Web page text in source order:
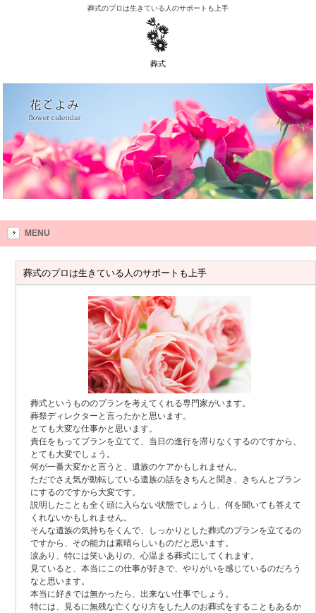
葬式のプロは生きている人のサポートも上手
葬式
MENU
葬式のプロは生きている人のサポートも上手
葬式というもののプランを考えてくれる専門家がいます。
葬祭ディレクターと言ったかと思います。
とても大変な仕事かと思います。
責任をもってプランを立てて、当日の進行を滞りなくするのですから、
とても大変でしょう。
何が一番大変かと言うと、遺族のケアかもしれません。
ただでさえ気が動転している遺族の話をきちんと聞き、きちんとプラン
にするのですから大変です。
説明したことも全く頭に入らない状態でしょうし、何を聞いても答えて
くれないかもしれません。
そんな遺族の気持ちをくんで、しっかりとした葬式のプランを立てるの
ですから、その能力は素晴らしいものだと思います。
涙あり、特には笑いありの、心温まる葬式にしてくれます。
見ていると、本当にこの仕事が好きで、やりがいを感じているのだろう
なと思います。
本当に好きでは無かったら、出来ない仕事でしょう。
特には、見るに無残な亡くなり方をした人のお葬式をすることもあるか